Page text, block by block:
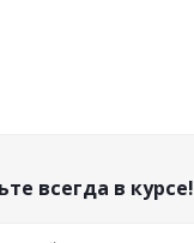
всегда в курсе!